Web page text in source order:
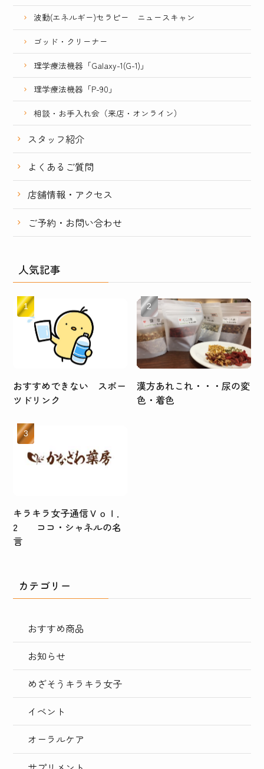
波動(エネルギー)セラピー ニュースキャン
ゴッド・クリーナー
理学療法機器「Galaxy-1(G-1)」
理学療法機器「P-90」
相談・お手入れ会（来店・オンライン）
スタッフ紹介
よくあるご質問
店舗情報・アクセス
ご予約・お問い合わせ
人気記事
おすすめできない スポー
ツドリンク
漢方あれこれ・・・尿の変
色・着色
キラキラ女子通信Ｖｏｌ．
2 ココ・シャネルの名
言
カテゴリー
おすすめ商品
お知らせ
めざそうキラキラ女子
イベント
オーラルケア